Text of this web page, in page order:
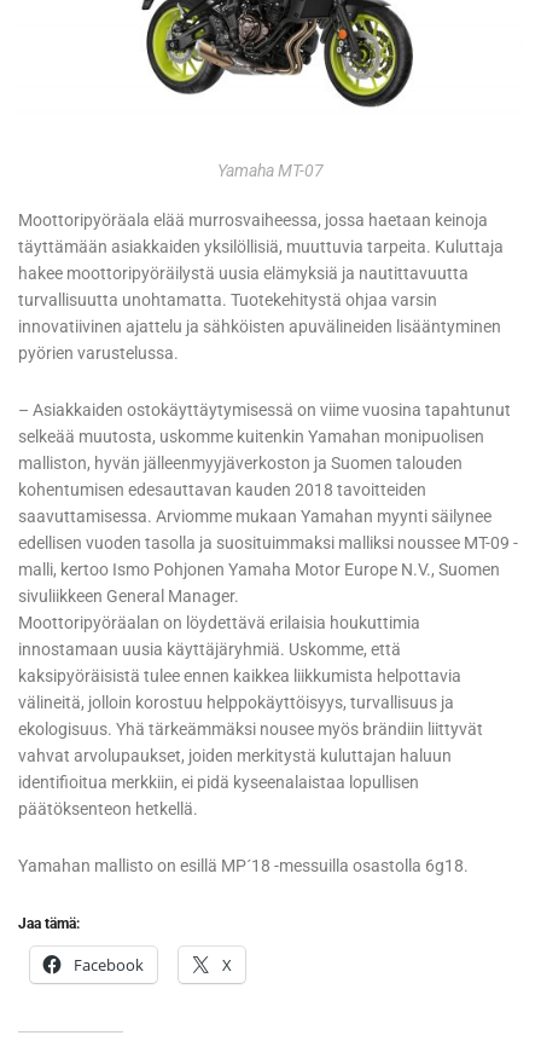
Yamaha MT-07
Moottoripyöräala elää murrosvaiheessa, jossa haetaan keinoja
täyttämään asiakkaiden yksilöllisiä, muuttuvia tarpeita. Kuluttaja
hakee moottoripyöräilystä uusia elämyksiä ja nautittavuutta
turvallisuutta unohtamatta. Tuotekehitystä ohjaa varsin
innovatiivinen ajattelu ja sähköisten apuvälineiden lisääntyminen
pyörien varustelussa.
– Asiakkaiden ostokäyttäytymisessä on viime vuosina tapahtunut
selkeää muutosta, uskomme kuitenkin Yamahan monipuolisen
malliston, hyvän jälleenmyyjäverkoston ja Suomen talouden
kohentumisen edesauttavan kauden 2018 tavoitteiden
saavuttamisessa. Arviomme mukaan Yamahan myynti säilynee
edellisen vuoden tasolla ja suosituimmaksi malliksi noussee MT-09 -
malli, kertoo Ismo Pohjonen Yamaha Motor Europe N.V., Suomen
sivuliikkeen General Manager.
Moottoripyöräalan on löydettävä erilaisia houkuttimia
innostamaan uusia käyttäjäryhmiä. Uskomme, että
kaksipyöräisistä tulee ennen kaikkea liikkumista helpottavia
välineitä, jolloin korostuu helppokäyttöisyys, turvallisuus ja
ekologisuus. Yhä tärkeämmäksi nousee myös brändiin liittyvät
vahvat arvolupaukset, joiden merkitystä kuluttajan haluun
identifioitua merkkiin, ei pidä kyseenalaistaa lopullisen
päätöksenteon hetkellä.
Yamahan mallisto on esillä MP´18 -messuilla osastolla 6g18.
Jaa tämä:
Facebook X